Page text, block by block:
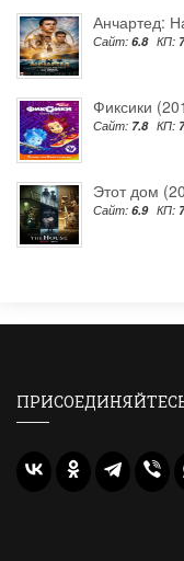
Анчартед:
Сайт: 6.8 КП:
Фиксики
Сайт: 7.8 КП:
Этот дом
Сайт: 6.9 КП: